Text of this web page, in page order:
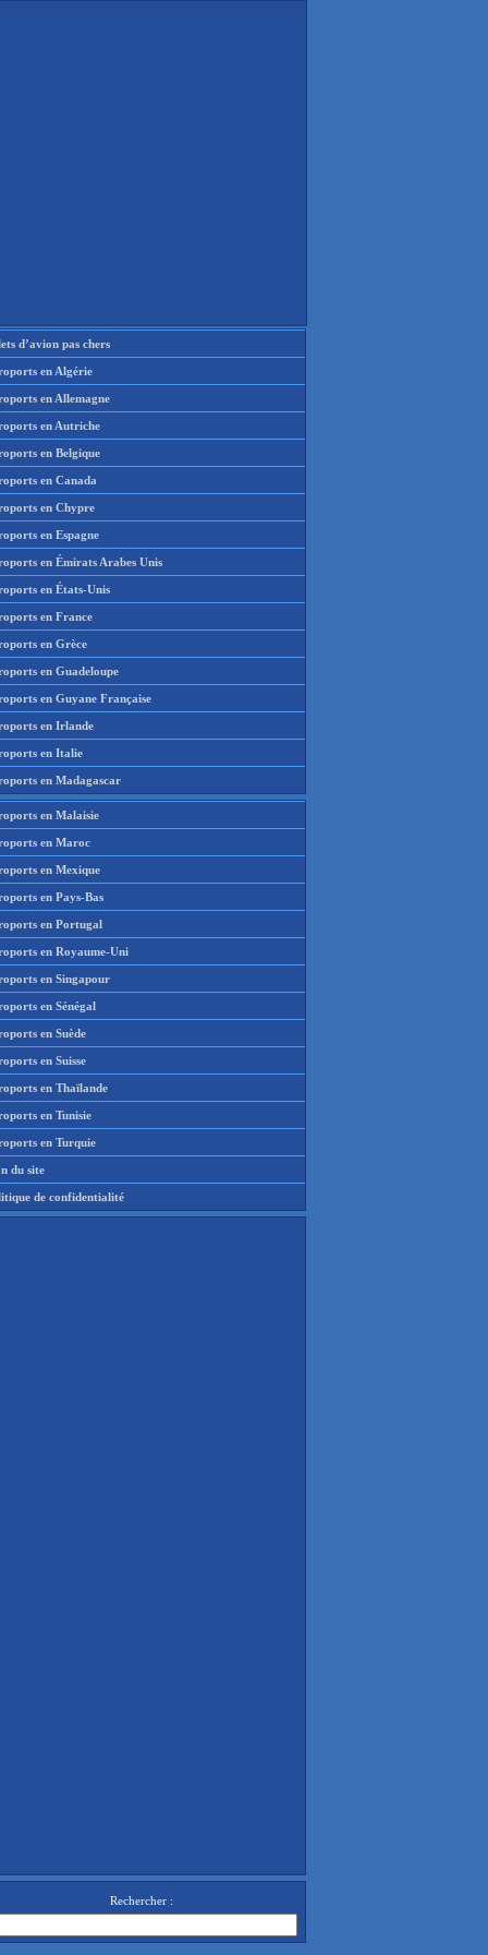
d’avion pas chers
en Algérie
en Allemagne
en Autriche
en Belgique
en Canada
en Chypre
en Espagne
en Émirats Arabes Unis
en États-Unis
en France
en Grèce
en Guadeloupe
en Guyane Française
en Irlande
en Italie
en Madagascar
en Malaisie
en Maroc
en Mexique
en Pays-Bas
en Portugal
en Royaume-Uni
en Singapour
en Sénégal
en Suède
en Suisse
en Thaïlande
en Tunisie
en Turquie
du site
de confidentialité
Rechercher :